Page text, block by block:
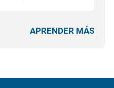
APRENDER MÁS